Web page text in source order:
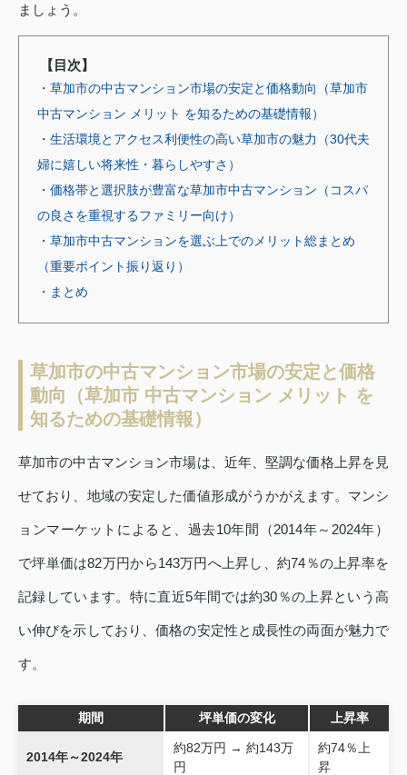
ましょう。
【目次】
・草加市の中古マンション市場の安定と価格動向（草加市
中古マンション メリット を知るための基礎情報）
・生活環境とアクセス利便性の高い草加市の魅力（30代夫
婦に嬉しい将来性・暮らしやすさ）
・価格帯と選択肢が豊富な草加市中古マンション（コスパ
の良さを重視するファミリー向け）
・草加市中古マンションを選ぶ上でのメリット総まとめ
（重要ポイント振り返り）
・まとめ
草加市の中古マンション市場の安定と価格
動向（草加市 中古マンション メリット を
知るための基礎情報）
草加市の中古マンション市場は、近年、堅調な価格上昇を見
せており、地域の安定した価値形成がうかがえます。マンシ
ョンマーケットによると、過去10年間（2014年～2024年）
で坪単価は82万円から143万円へ上昇し、約74％の上昇率を
記録しています。特に直近5年間では約30％の上昇という高
い伸びを示しており、価格の安定性と成長性の両面が魅力で
す。
期間 坪単価の変化 上昇率
2014年～2024年
約82万円 → 約143万
円
約74％上
昇